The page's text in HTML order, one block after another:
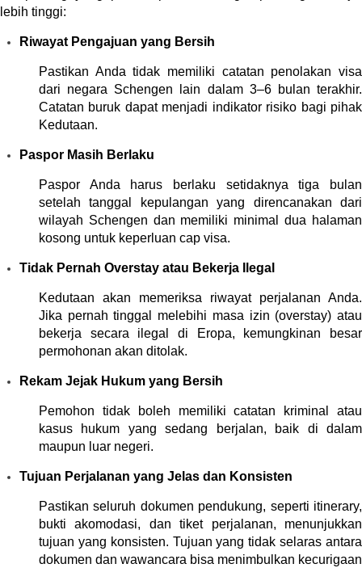
lebih tinggi:
Riwayat Pengajuan yang Bersih
Pastikan Anda tidak memiliki catatan penolakan visa
dari negara Schengen lain dalam 3–6 bulan terakhir.
Catatan buruk dapat menjadi indikator risiko bagi pihak
Kedutaan.
Paspor Masih Berlaku
Paspor Anda harus berlaku setidaknya tiga bulan
setelah tanggal kepulangan yang direncanakan dari
wilayah Schengen dan memiliki minimal dua halaman
kosong untuk keperluan cap visa.
Tidak Pernah Overstay atau Bekerja Ilegal
Kedutaan akan memeriksa riwayat perjalanan Anda.
Jika pernah tinggal melebihi masa izin (overstay) atau
bekerja secara ilegal di Eropa, kemungkinan besar
permohonan akan ditolak.
Rekam Jejak Hukum yang Bersih
Pemohon tidak boleh memiliki catatan kriminal atau
kasus hukum yang sedang berjalan, baik di dalam
maupun luar negeri.
Tujuan Perjalanan yang Jelas dan Konsisten
Pastikan seluruh dokumen pendukung, seperti itinerary,
bukti akomodasi, dan tiket perjalanan, menunjukkan
tujuan yang konsisten. Tujuan yang tidak selaras antara
dokumen dan wawancara bisa menimbulkan kecurigaan